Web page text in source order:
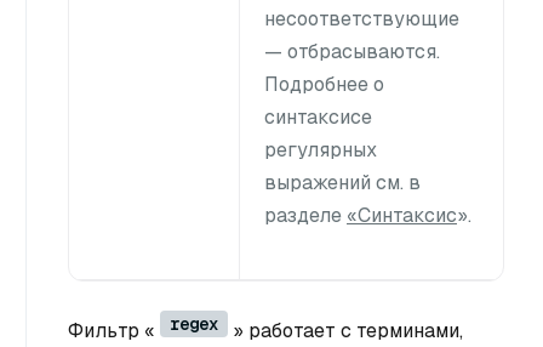
несоответствующие
— отбрасываются.
Подробнее о
синтаксисе
регулярных
выражений см. в
разделе «Синтаксис».
Фильтр « regex » работает с терминами,